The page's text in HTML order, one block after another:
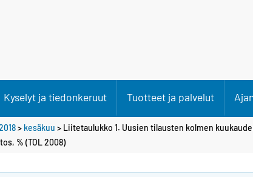
Kyselyt ja tiedonkeruut Tuotteet ja palvelut
> kesäkuu > Liitetaulukko 1. Uusien tilausten kolmen
% (TOL 2008)